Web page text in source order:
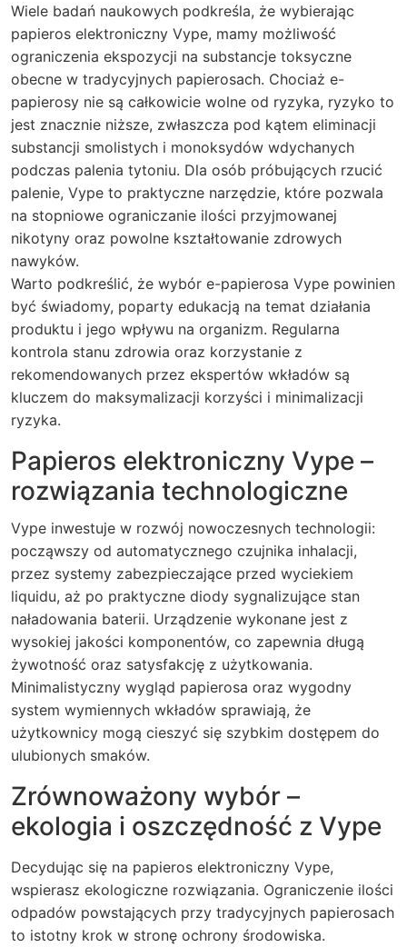
Wiele badań naukowych podkreśla, że wybierając
papieros elektroniczny Vype, mamy możliwość
ograniczenia ekspozycji na substancje toksyczne
obecne w tradycyjnych papierosach. Chociaż e-
papierosy nie są całkowicie wolne od ryzyka, ryzyko to
jest znacznie niższe, zwłaszcza pod kątem eliminacji
substancji smolistych i monoksydów wdychanych
podczas palenia tytoniu. Dla osób próbujących rzucić
palenie, Vype to praktyczne narzędzie, które pozwala
na stopniowe ograniczanie ilości przyjmowanej
nikotyny oraz powolne kształtowanie zdrowych
nawyków.
Warto podkreślić, że wybór e-papierosa Vype powinien
być świadomy, poparty edukacją na temat działania
produktu i jego wpływu na organizm. Regularna
kontrola stanu zdrowia oraz korzystanie z
rekomendowanych przez ekspertów wkładów są
kluczem do maksymalizacji korzyści i minimalizacji
ryzyka.
Papieros elektroniczny Vype –
rozwiązania technologiczne
Vype inwestuje w rozwój nowoczesnych technologii:
począwszy od automatycznego czujnika inhalacji,
przez systemy zabezpieczające przed wyciekiem
liquidu, aż po praktyczne diody sygnalizujące stan
naładowania baterii. Urządzenie wykonane jest z
wysokiej jakości komponentów, co zapewnia długą
żywotność oraz satysfakcję z użytkowania.
Minimalistyczny wygląd papierosa oraz wygodny
system wymiennych wkładów sprawiają, że
użytkownicy mogą cieszyć się szybkim dostępem do
ulubionych smaków.
Zrównoważony wybór –
ekologia i oszczędność z Vype
Decydując się na papieros elektroniczny Vype,
wspierasz ekologiczne rozwiązania. Ograniczenie ilości
odpadów powstających przy tradycyjnych papierosach
to istotny krok w stronę ochrony środowiska.